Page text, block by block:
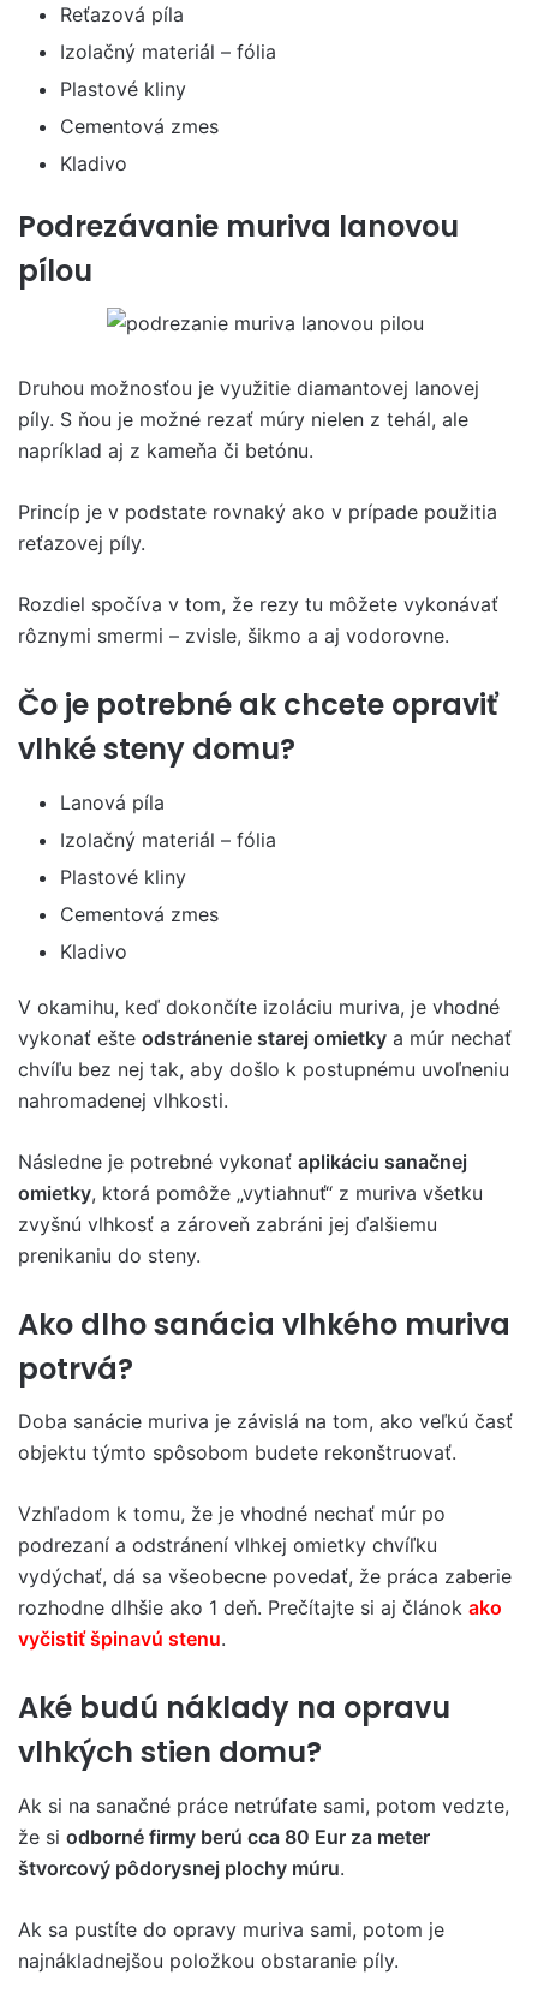
Reťazová píla
Izolačný materiál – fólia
Plastové kliny
Cementová zmes
Kladivo
Podrezávanie muriva lanovou
pílou
Druhou možnosťou je využitie diamantovej lanovej
píly. S ňou je možné rezať múry nielen z tehál, ale
napríklad aj z kameňa či betónu.
Princíp je v podstate rovnaký ako v prípade použitia
reťazovej píly.
Rozdiel spočíva v tom, že rezy tu môžete vykonávať
rôznymi smermi – zvisle, šikmo a aj vodorovne.
Čo je potrebné ak chcete opraviť
vlhké steny domu?
Lanová píla
Izolačný materiál – fólia
Plastové kliny
Cementová zmes
Kladivo
V okamihu, keď dokončíte izoláciu muriva, je vhodné
vykonať ešte odstránenie starej omietky a múr nechať
chvíľu bez nej tak, aby došlo k postupnému uvoľneniu
nahromadenej vlhkosti.
Následne je potrebné vykonať aplikáciu sanačnej
omietky, ktorá pomôže „vytiahnuť“ z muriva všetku
zvyšnú vlhkosť a zároveň zabráni jej ďalšiemu
prenikaniu do steny.
Ako dlho sanácia vlhkého muriva
potrvá?
Doba sanácie muriva je závislá na tom, ako veľkú časť
objektu týmto spôsobom budete rekonštruovať.
Vzhľadom k tomu, že je vhodné nechať múr po
podrezaní a odstránení vlhkej omietky chvíľku
vydýchať, dá sa všeobecne povedať, že práca zaberie
rozhodne dlhšie ako 1 deň. Prečítajte si aj článok ako
vyčistiť špinavú stenu.
Aké budú náklady na opravu
vlhkých stien domu?
Ak si na sanačné práce netrúfate sami, potom vedzte,
že si odborné firmy berú cca 80 Eur za meter
štvorcový pôdorysnej plochy múru.
Ak sa pustíte do opravy muriva sami, potom je
najnákladnejšou položkou obstaranie píly.